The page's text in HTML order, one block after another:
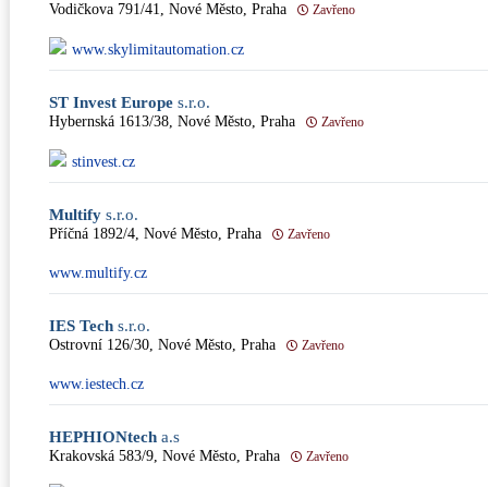
Vodičkova 791/41, Nové Město, Praha Zavřeno
www.skylimitautomation.cz
ST Invest Europe s.r.o.
Hybernská 1613/38, Nové Město, Praha Zavřeno
stinvest.cz
Multify s.r.o.
Příčná 1892/4, Nové Město, Praha Zavřeno
www.multify.cz
IES Tech s.r.o.
Ostrovní 126/30, Nové Město, Praha Zavřeno
www.iestech.cz
HEPHIONtech a.s
Krakovská 583/9, Nové Město, Praha Zavřeno